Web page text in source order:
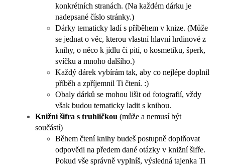
konkrétních stranách. (Na každém dárku je
nadepsané číslo stránky.)
Dárky tematicky ladí s příběhem v knize. (Může
se jednat o věc, kterou vlastní hlavní hrdinové z
knihy, o něco k jídlu či pití, o kosmetiku, šperk,
svíčku a mnoho dalšího.)
Každý dárek vybírám tak, aby co nejlépe doplnil
příběh a zpříjemnil Ti čtení. :)
Obaly dárků se mohou lišit od fotografií, vždy
však budou tematicky ladit s knihou.
Knižní šifra s truhličkou (může a nemusí být
součástí)
Během čtení knihy budeš postupně doplňovat
odpovědi na předem dané otázky v knižní šifře.
Pokud vše správně vyplníš, výsledná tajenka Ti